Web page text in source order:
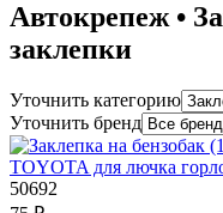
Автокрепеж •
заклепки
Уточнить категорию
Уточнить бренд
50692